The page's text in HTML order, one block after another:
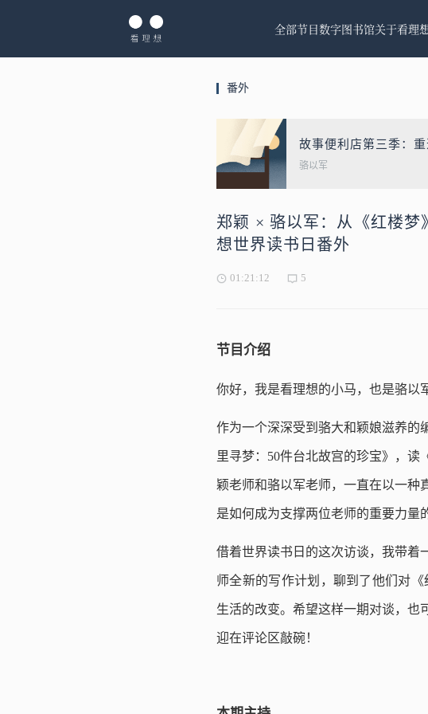
全部节目数字图书馆关于看理
番外
故事便利店第三季：
骆以军
郑颖 × 骆以军：从《红楼梦
想世界读书日番外
01:21:12 5
节目介绍
你好，我是看理想的小马，也是骆以
作为一个深深受到骆大和颖娘滋养的
里寻梦：50件台北故宫的珍宝》，
颖老师和骆以军老师，一直在以一种
是如何成为支撑两位老师的重要力量
借着世界读书日的这次访谈，我带着
师全新的写作计划，聊到了他们对
生活的改变。希望这样一期对谈，也
迎在评论区敲碗！